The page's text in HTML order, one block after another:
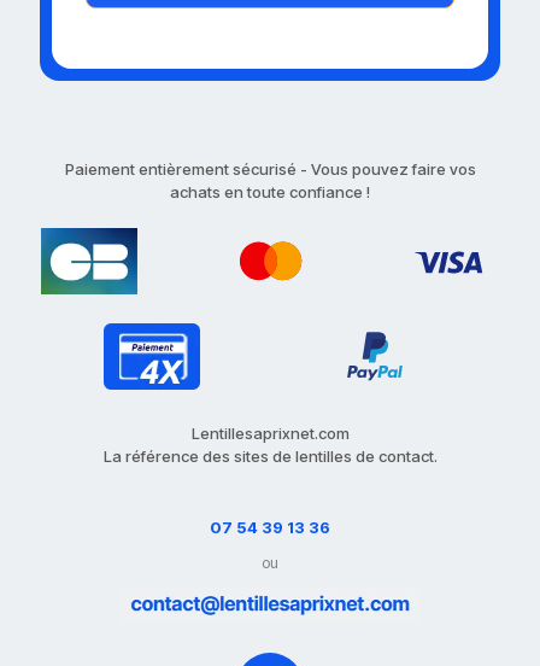
Paiement entièrement sécurisé - Vous pouvez faire vos
achats en toute confiance !
Lentillesaprixnet.com
La référence des sites de lentilles de contact.
07 54 39 13 36
ou